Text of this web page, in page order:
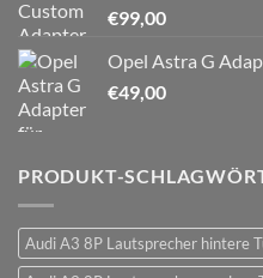
€99,00
Opel Astra G
€49,00
PRODUKT-
Audi A3 8P Lautsprecher hintere